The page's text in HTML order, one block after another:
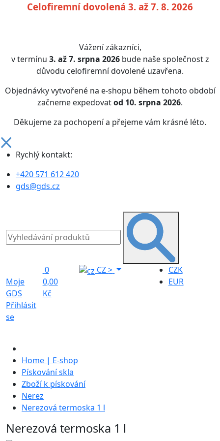
Celofiremní dovolená 3. až 7. 8. 2026
Vážení zákazníci,
v termínu 3. až 7. srpna 2026bude naše společnost z
důvodu celofiremní dovolené uzavřena.
Objednávky vytvořené na e-shopu během tohoto období
začneme expedovatod 10. srpna 2026.
Děkujeme za pochopení a přejeme vám krásné léto.
Rychlý kontakt:
+420 571 612 420
gds@gds.cz
Moje
GDS
Přihlásit
se
0
0,00
Kč
CZ>
CZK
EUR
Home | E-shop
Pískování skla
Zboží k pískování
Nerez
Nerezová termoska 1 l
Nerezová termoska 1 l